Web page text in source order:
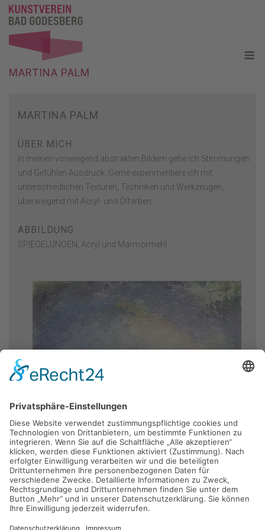
Skip
content
MARTINA PALM
MARTINA PALM
ÜBER MICH
In meinen vorwiegend abstrakten Bildern gebe ich Stimmungen
und Gefühlen Ausdruck. Gerne experimentiere ich mit
unterschiedlichen Texturen, Techniken und Werkzeugen,
überwiegend mit Acryl- und Ölfarben.
ABBILDUNG
SPIEGELUNGEN, Acryl und Marmormehl